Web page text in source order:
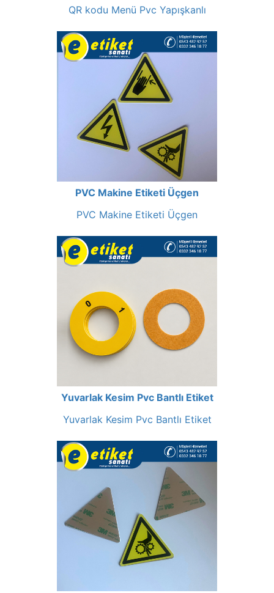
QR kodu Menü Pvc Yapışkanlı
PVC Makine Etiketi Üçgen
PVC Makine Etiketi Üçgen
Yuvarlak Kesim Pvc Bantlı Etiket
Yuvarlak Kesim Pvc Bantlı Etiket